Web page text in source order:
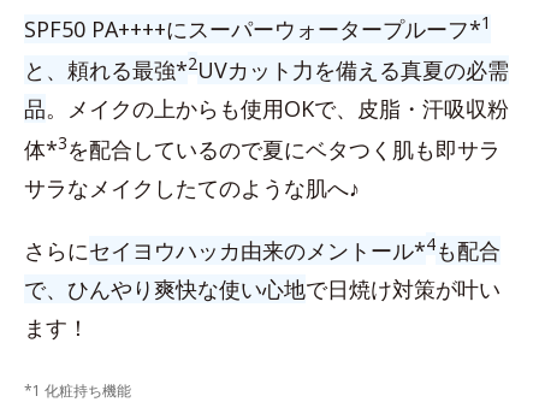
SPF50 PA++++にスーパーウォータープルーフ*1
と、頼れる最強*2UVカット力を備える真夏の必需
品。メイクの上からも使用OKで、皮脂・汗吸収粉
体*3を配合しているので夏にベタつく肌も即サラ
サラなメイクしたてのような肌へ♪
さらにセイヨウハッカ由来のメントール*4も配合
で、ひんやり爽快な使い心地で日焼け対策が叶い
ます！
*1 化粧持ち機能